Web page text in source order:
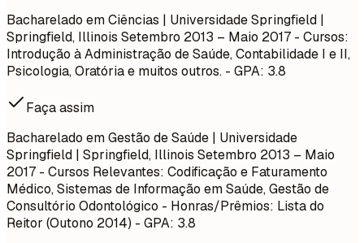
Bacharelado em Ciências | Universidade Springfield |
Springfield, Illinois Setembro 2013 – Maio 2017 - Cursos:
Introdução à Administração de Saúde, Contabilidade I e II,
Psicologia, Oratória e muitos outros. - GPA: 3.8
Faça assim
Bacharelado em Gestão de Saúde | Universidade
Springfield | Springfield, Illinois Setembro 2013 – Maio
2017 - Cursos Relevantes: Codificação e Faturamento
Médico, Sistemas de Informação em Saúde, Gestão de
Consultório Odontológico - Honras/Prêmios: Lista do
Reitor (Outono 2014) - GPA: 3.8